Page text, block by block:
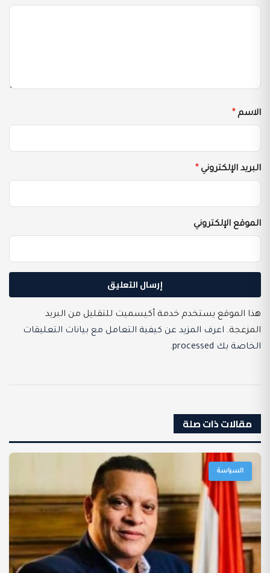
الاسم *
البريد الإلكتروني *
الموقع الإلكتروني
هذا الموقع يستخدم خدمة أكيسميت للتقليل من البريد
المزعجة. اعرف المزيد عن كيفية التعامل مع بيانات التعليقات
الخاصة بك processed
.
مقالات ذات صلة
السياسة